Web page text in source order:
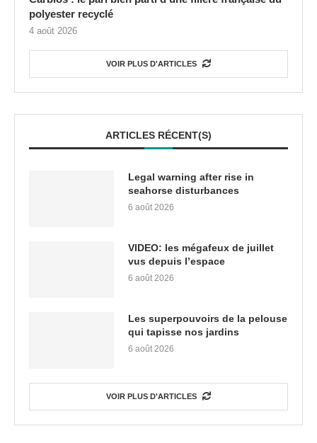
polyester recyclé
4 août 2026
VOIR PLUS D'ARTICLES
ARTICLES RÉCENT(S)
Legal warning after rise in
seahorse disturbances
6 août 2026
VIDEO: les mégafeux de juillet
vus depuis l’espace
6 août 2026
Les superpouvoirs de la pelouse
qui tapisse nos jardins
6 août 2026
VOIR PLUS D'ARTICLES